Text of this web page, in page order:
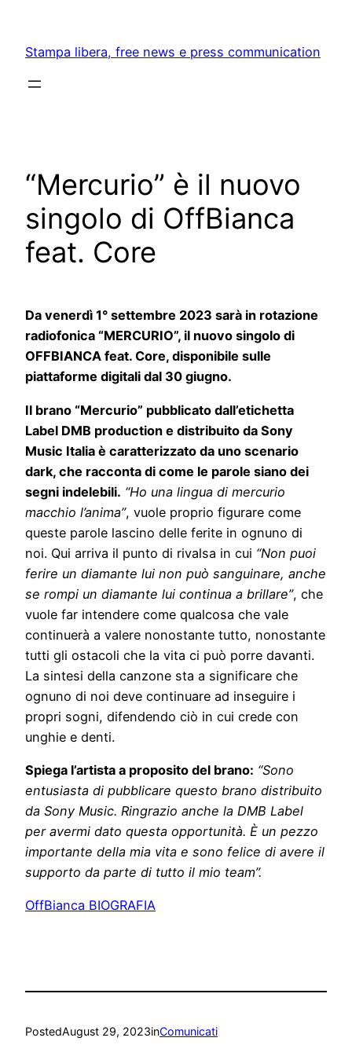
content
Stampa libera, free news e press communication
“Mercurio” è il nuovo
singolo di OffBianca
feat. Core
Da venerdì 1° settembre 2023 sarà in rotazione
radiofonica “MERCURIO”, il nuovo singolo di
OFFBIANCA feat. Core, disponibile sulle
piattaforme digitali dal 30 giugno.
Il brano “Mercurio” pubblicato dall’etichetta
Label DMB production e distribuito da Sony
Music Italia è caratterizzato da uno scenario
dark, che racconta di come le parole siano dei
segni indelebili. “Ho una lingua di mercurio
macchio l’anima”, vuole proprio figurare come
queste parole lascino delle ferite in ognuno di
noi. Qui arriva il punto di rivalsa in cui “Non puoi
ferire un diamante lui non può sanguinare, anche
se rompi un diamante lui continua a brillare”, che
vuole far intendere come qualcosa che vale
continuerà a valere nonostante tutto, nonostante
tutti gli ostacoli che la vita ci può porre davanti.
La sintesi della canzone sta a significare che
ognuno di noi deve continuare ad inseguire i
propri sogni, difendendo ciò in cui crede con
unghie e denti.
Spiega l’artista a proposito del brano: “Sono
entusiasta di pubblicare questo brano distribuito
da Sony Music. Ringrazio anche la DMB Label
per avermi dato questa opportunità. È un pezzo
importante della mia vita e sono felice di avere il
supporto da parte di tutto il mio team”.
OffBianca BIOGRAFIA
PostedAugust 29, 2023inComunicati